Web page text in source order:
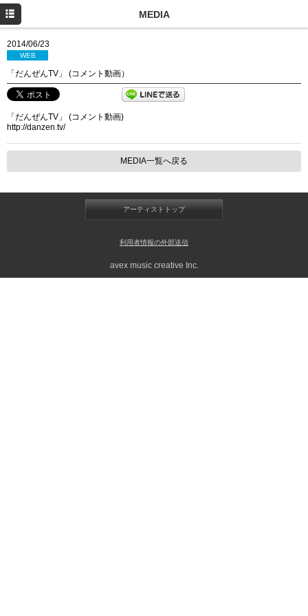
MEDIA
2014/06/23
WEB
「だんぜんTV」 (コメント動画）
「だんぜんTV」 (コメント動画)
http://danzen.tv/
MEDIA一覧へ戻る
アーティストトップ
利用者情報の外部送信
avex music creative Inc.
NEWS
LIVE/EVENT
MEDIA
DISCOGRAPHY
MOVIE